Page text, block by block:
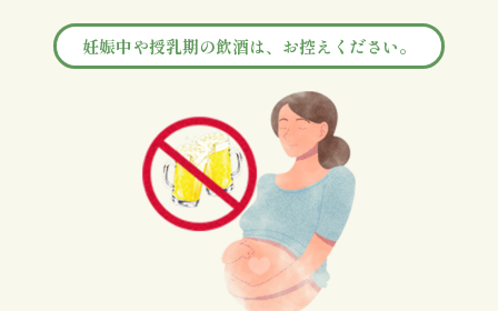
妊娠中や授乳期の飲酒は、お控えください。